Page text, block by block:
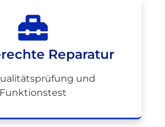
Reparatur
und
Funktionstest